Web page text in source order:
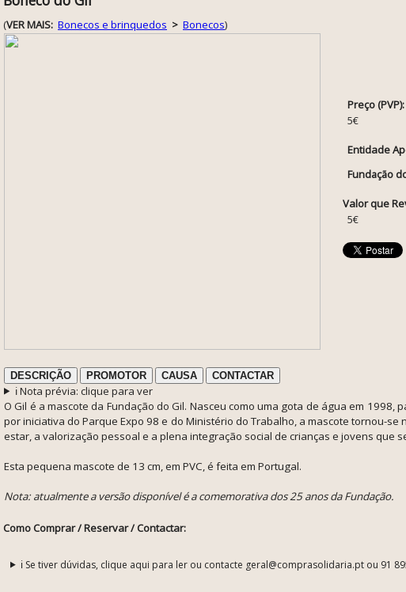
(VER MAIS: Bonecos e brinquedos > Bonecos)
Preço (PVP):
5€
Entidade
Fundação
Valor que
5€
DESCRIÇÃO PROMOTOR CAUSA CONTACTAR
ℹ️ Nota prévia: clique para ver
O Gil é a mascote da Fundação do Gil. Nasceu como uma gota de água em 1998,
por iniciativa do Parque Expo 98 e do Ministério do Trabalho, a mascote tornou-
estar, a valorização pessoal e a plena integração social de crianças e jovens que
Esta pequena mascote de 13 cm, em PVC, é feita em Portugal.
Nota: atualmente a versão disponível é a comemorativa dos 25 anos da Fundação.
Como Comprar / Reservar / Contactar:
ℹ️ Se tiver dúvidas, clique aqui para ler ou contacte geral@comprasolidaria.pt ou 91